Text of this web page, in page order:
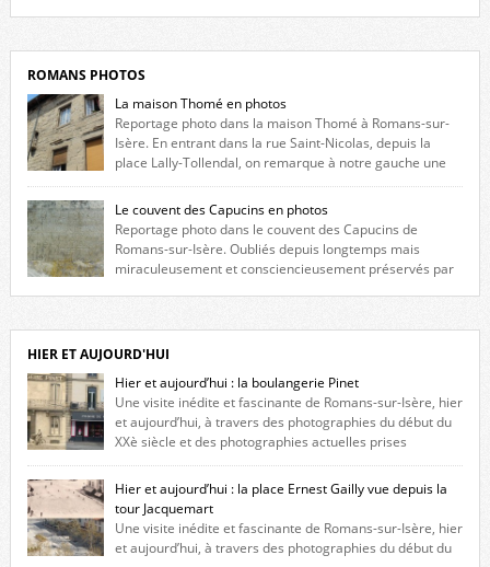
ROMANS PHOTOS
La maison Thomé en photos
Reportage photo dans la maison Thomé à Romans-sur-
Isère. En entrant dans la rue Saint-Nicolas, depuis la
place Lally-Tollendal, on remarque à notre gauche une
maison construite au XVIè siècle. Les deux façades sont ornées de
fenêtres jumelles à meneaux. Entre ces deux étages, on peut voir une
niche qui contient une statue de la Vierge. […]
Le couvent des Capucins en photos
Reportage photo dans le couvent des Capucins de
Romans-sur-Isère. Oubliés depuis longtemps mais
miraculeusement et consciencieusement préservés par
l’histoire de la redécouverte de vestiges du couvent des Capucins ! Petit
retour sur l’histoire […]
HIER ET AUJOURD'HUI
Hier et aujourd’hui : la boulangerie Pinet
Une visite inédite et fascinante de Romans-sur-Isère, hier
et aujourd’hui, à travers des photographies du début du
XXè siècle et des photographies actuelles prises
exactement dans le même cadre ! A l’angle de la place Jean Jaurès et de
l’avenue Victor Hugo (à côté d’Intermarché), à Romans. La boulangerie
Jules Pinet est inscrite dans le […]
Hier et aujourd’hui : la place Ernest Gailly vue depuis la
tour Jacquemart
Une visite inédite et fascinante de Romans-sur-Isère, hier
et aujourd’hui, à travers des photographies du début du